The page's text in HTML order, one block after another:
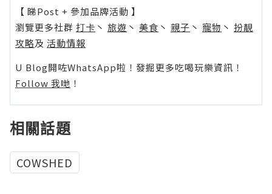
【 睇Post + 參加品牌活動 】
瀏覽更多社群 打卡 丶 旅遊 丶 美食 丶 親子 丶 寵物 丶 扮靚
攻略及 活動情報
U Blog開咗WhatsApp啦！發掘更多吃喝玩樂資訊！
Follow 我哋 ！
相關話題
COWSHED